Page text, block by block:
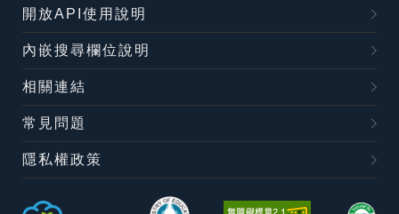
開放API使用說明
內嵌搜尋欄位說明
相關連結
常見問題
隱私權政策